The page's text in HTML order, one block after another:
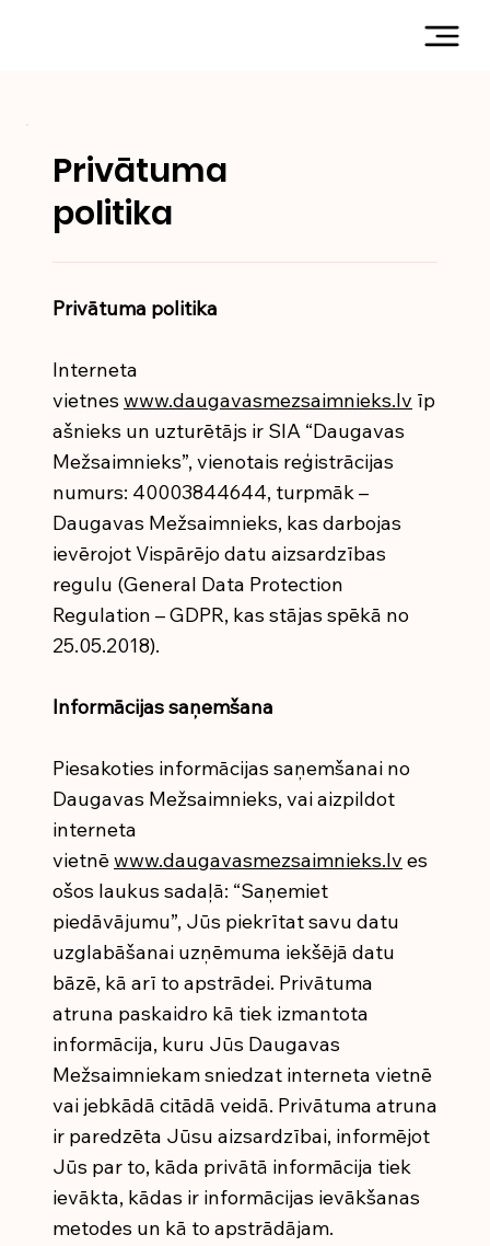
Privātuma
politika
Privātuma politika
Interneta
vietnes www.daugavasmezsaimnieks.lv īp
ašnieks un uzturētājs ir SIA “Daugavas
Mežsaimnieks”, vienotais reģistrācijas
numurs: 40003844644, turpmāk –
Daugavas Mežsaimnieks, kas darbojas
ievērojot Vispārējo datu aizsardzības
regulu (General Data Protection
Regulation – GDPR, kas stājas spēkā no
25.05.2018).
Informācijas saņemšana
Piesakoties informācijas saņemšanai no
Daugavas Mežsaimnieks, vai aizpildot
interneta
vietnēwww.daugavasmezsaimnieks.lv es
ošos laukus sadaļā: “Saņemiet
piedāvājumu”, Jūs piekrītat savu datu
uzglabāšanai uzņēmuma iekšējā datu
bāzē, kā arī to apstrādei. Privātuma
atruna paskaidro kā tiek izmantota
informācija, kuru Jūs Daugavas
Mežsaimniekam sniedzat interneta vietnē
vai jebkādā citādā veidā. Privātuma atruna
ir paredzēta Jūsu aizsardzībai, informējot
Jūs par to, kāda privātā informācija tiek
ievākta, kādas ir informācijas ievākšanas
metodes un kā to apstrādājam.